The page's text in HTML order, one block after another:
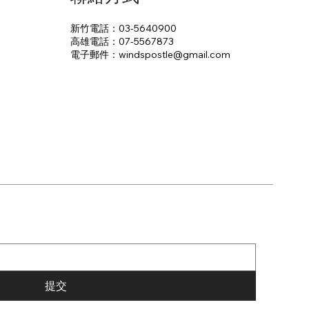
新竹電話：03-5640900
高雄電話：07-5567873
電子郵件：​windspostle@gmail.com
提交